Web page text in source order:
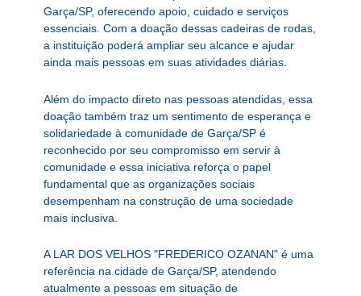
Garça/SP, oferecendo apoio, cuidado e serviços
essenciais. Com a doação dessas cadeiras de rodas,
a instituição poderá ampliar seu alcance e ajudar
ainda mais pessoas em suas atividades diárias.
Além do impacto direto nas pessoas atendidas, essa
doação também traz um sentimento de esperança e
solidariedade à comunidade de Garça/SP é
reconhecido por seu compromisso em servir à
comunidade e essa iniciativa reforça o papel
fundamental que as organizações sociais
desempenham na construção de uma sociedade
mais inclusiva.
A LAR DOS VELHOS "FREDERICO OZANAN" é uma
referência na cidade de Garça/SP, atendendo
atualmente a pessoas em situação de